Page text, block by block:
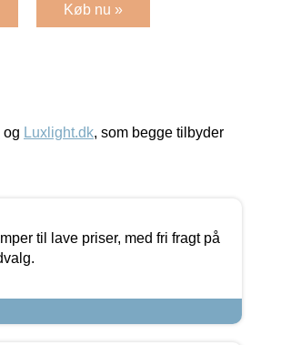
Køb nu »
og Luxlight.dk, som begge tilbyder
til lave priser, med fri fragt på